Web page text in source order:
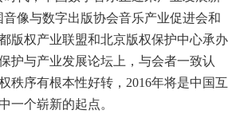
像与数字出版协会音乐产业促进会和
版权产业联盟和北京版权保护中心承办
护与产业发展论坛上，与会者一致认
秩序有根本性好转，2016年将是中国互
一个崭新的起点。